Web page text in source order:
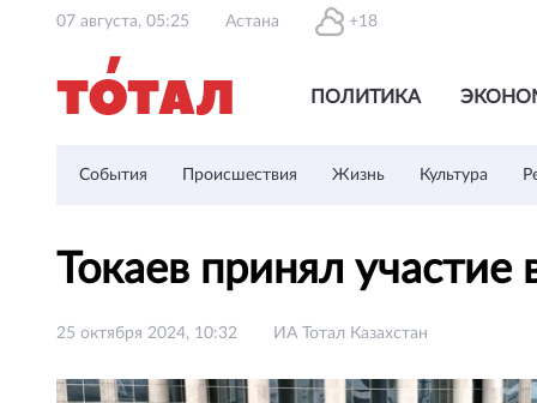
07 августа, 05:25 Астана +18
ПОЛИТИКА
События Происшествия Жизнь Культура
Токаев принял участие
25 октября 2024, 10:32 ИА Тотал Казахстан